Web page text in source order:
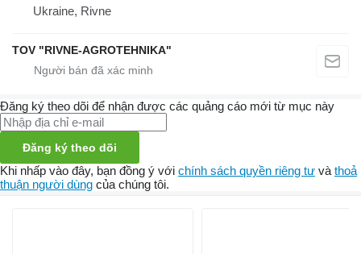
Ukraine, Rivne
TOV "RIVNE-AGROTEHNIKA"
Đăng ký theo dõi để nhận được các quảng cáo mới từ mục này
Đăng ký theo dõi
Khi nhấp vào đây, bạn đồng ý với chính sách quyền riêng tư và thoả
thuận người dùng của chúng tôi.